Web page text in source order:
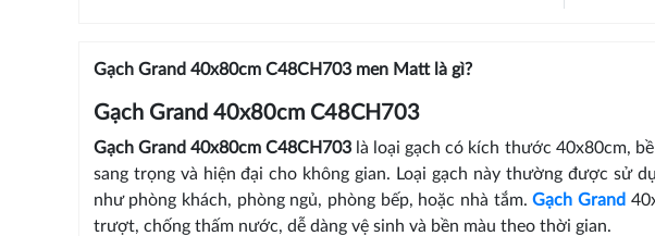
Gạch Grand 40x80cm C48CH703 men Matt là gì?
Gạch Grand 40x80cm C48CH703
Gạch Grand 40x80cm C48CH703 là loại gạch có kích thước 40x80cm,
sang trọng và hiện đại cho không gian. Loại gạch này thường được sử
như phòng khách, phòng ngủ, phòng bếp, hoặc nhà tắm.Gạch Grand
trượt, chống thấm nước, dễ dàng vệ sinh và bền màu theo thời gian.